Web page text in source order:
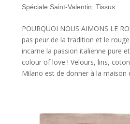
Spéciale Saint-Valentin Tissus
POURQUOI NOUS AIMONS LE
pas peur de la tradition et le
incarne la passion italienne pure
colour of love ! Velours, lins,
Milano est de donner à la maison